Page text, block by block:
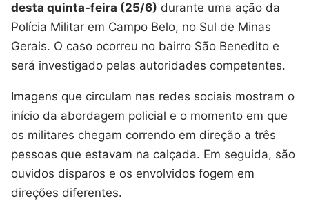
desta quinta-feira (25/6) durante uma ação da
Polícia Militar em Campo Belo, no Sul de Minas
Gerais. O caso ocorreu no bairro São Benedito e
será investigado pelas autoridades competentes.
Imagens que circulam nas redes sociais mostram o
início da abordagem policial e o momento em que
os militares chegam correndo em direção a três
pessoas que estavam na calçada. Em seguida, são
ouvidos disparos e os envolvidos fogem em
direções diferentes.